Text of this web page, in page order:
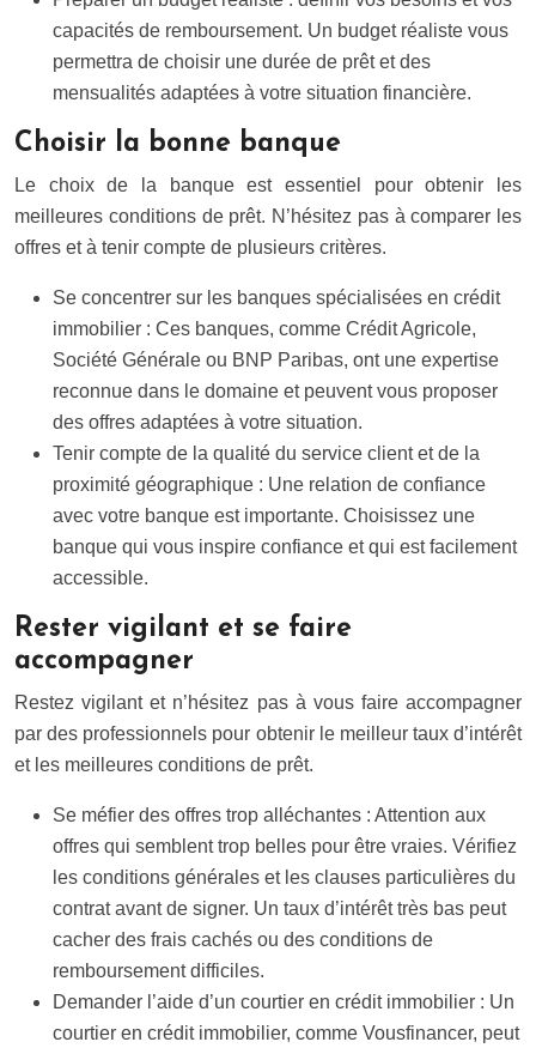
capacités de remboursement. Un budget réaliste vous
permettra de choisir une durée de prêt et des
mensualités adaptées à votre situation financière.
Choisir la bonne banque
Le choix de la banque est essentiel pour obtenir les
meilleures conditions de prêt. N’hésitez pas à comparer les
offres et à tenir compte de plusieurs critères.
Se concentrer sur les banques spécialisées en crédit
immobilier : Ces banques, comme Crédit Agricole,
Société Générale ou BNP Paribas, ont une expertise
reconnue dans le domaine et peuvent vous proposer
des offres adaptées à votre situation.
Tenir compte de la qualité du service client et de la
proximité géographique : Une relation de confiance
avec votre banque est importante. Choisissez une
banque qui vous inspire confiance et qui est facilement
accessible.
Rester vigilant et se faire
accompagner
Restez vigilant et n’hésitez pas à vous faire accompagner
par des professionnels pour obtenir le meilleur taux d’intérêt
et les meilleures conditions de prêt.
Se méfier des offres trop alléchantes : Attention aux
offres qui semblent trop belles pour être vraies. Vérifiez
les conditions générales et les clauses particulières du
contrat avant de signer. Un taux d’intérêt très bas peut
cacher des frais cachés ou des conditions de
remboursement difficiles.
Demander l’aide d’un courtier en crédit immobilier : Un
courtier en crédit immobilier, comme Vousfinancer, peut